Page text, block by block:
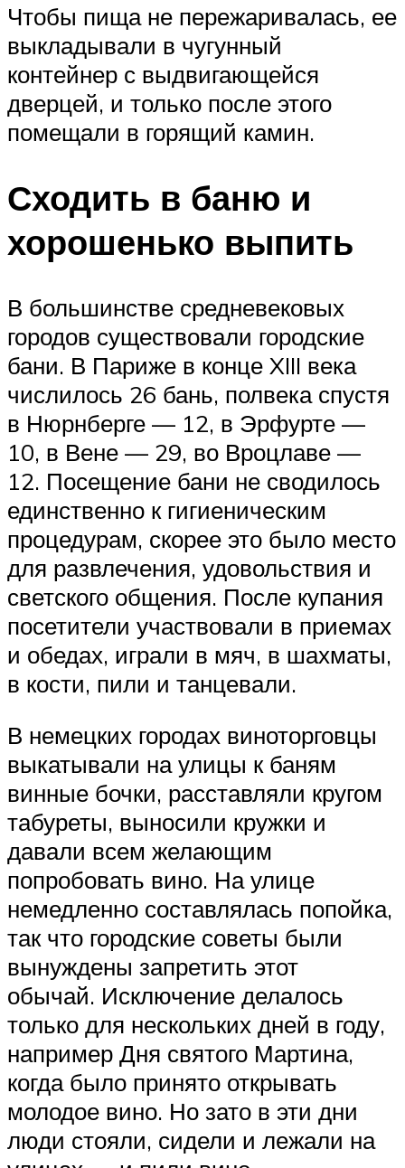
Чтобы пища не пережаривалась, ее
выкладывали в чугунный
контейнер с выдвигающейся
дверцей, и только после этого
помещали в горящий камин.
Сходить в баню и
хорошенько выпить
В большинстве средневековых
городов существовали городские
бани. В Париже в конце XIII века
числилось 26 бань, полвека спустя
в Нюрнберге — 12, в Эрфурте —
10, в Вене — 29, во Вроцлаве —
12. Посещение бани не сводилось
единственно к гигиеническим
процедурам, скорее это было место
для развлечения, удовольствия и
светского общения. После купания
посетители участвовали в приемах
и обедах, играли в мяч, в шахматы,
в кости, пили и танцевали.
В немецких городах виноторговцы
выкатывали на улицы к баням
винные бочки, расставляли кругом
табуреты, выносили кружки и
давали всем желающим
попробовать вино. На улице
немедленно составлялась попойка,
так что городские советы были
вынуждены запретить этот
обычай. Исключение делалось
только для нескольких дней в году,
например Дня святого Мартина,
когда было принято открывать
молодое вино. Но зато в эти дни
люди стояли, сидели и лежали на